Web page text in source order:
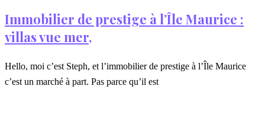
Immobilier de prestige à l’Île Maurice :
villas vue mer,
Hello, moi c’est Steph, et l’immobilier de prestige à l’Île Maurice
c’est un marché à part. Pas parce qu’il est